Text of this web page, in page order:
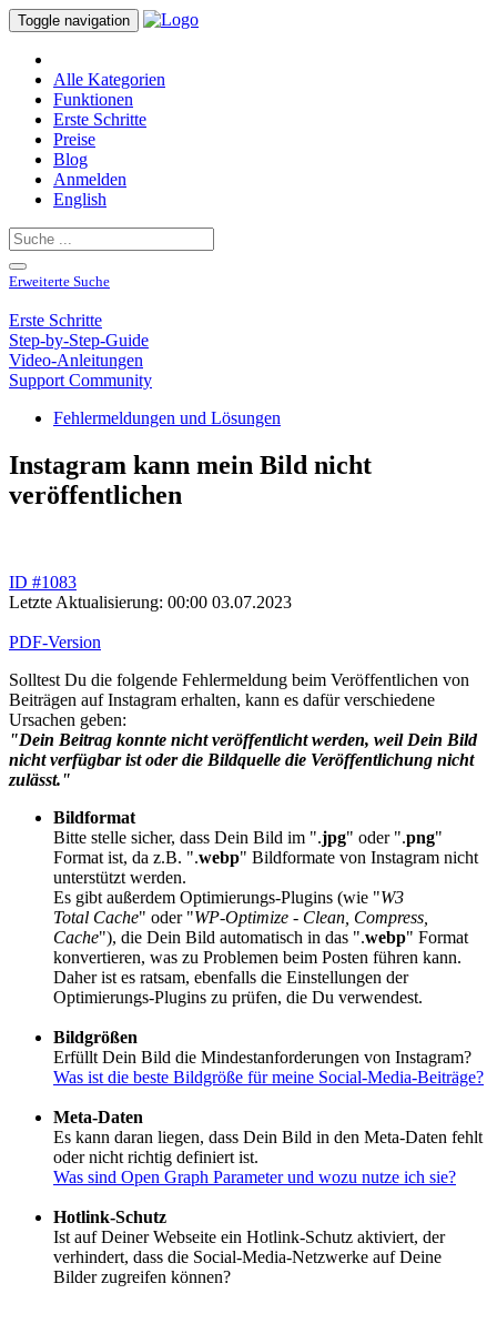
Toggle navigation
Alle Kategorien
Funktionen
Erste Schritte
Preise
Blog
Anmelden
English
Erweiterte Suche
Erste Schritte
Step-by-Step-Guide
Video-Anleitungen
Support Community
Fehlermeldungen und Lösungen
Instagram kann mein Bild nicht
veröffentlichen
ID #1083
Letzte Aktualisierung: 00:00 03.07.2023
PDF-Version
Solltest Du die folgende Fehlermeldung beim Veröffentlichen von
Beiträgen auf Instagram erhalten, kann es dafür verschiedene
Ursachen geben:
"Dein Beitrag konnte nicht veröffentlicht werden, weil Dein Bild
nicht verfügbar ist oder die Bildquelle die Veröffentlichung nicht
zulässt."
Bildformat
Bitte stelle sicher, dass Dein Bild im ".jpg" oder ".png"
Format ist, da z.B. ".webp" Bildformate von Instagram nicht
unterstützt werden.
Es gibt außerdem Optimierungs-Plugins (wie "W3
Total Cache" oder "WP-Optimize - Clean, Compress,
Cache"), die Dein Bild automatisch in das ".webp" Format
konvertieren, was zu Problemen beim Posten führen kann.
Daher ist es ratsam, ebenfalls die Einstellungen der
Optimierungs-Plugins zu prüfen, die Du verwendest.
Bildgrößen
Erfüllt Dein Bild die Mindestanforderungen von Instagram?
Was ist die beste Bildgröße für meine Social-Media-Beiträge?
Meta-Daten
Es kann daran liegen, dass Dein Bild in den Meta-Daten fehlt
oder nicht richtig definiert ist.
Was sind Open Graph Parameter und wozu nutze ich sie?
Hotlink-Schutz
Ist auf Deiner Webseite ein Hotlink-Schutz aktiviert, der
verhindert, dass die Social-Media-Netzwerke auf Deine
Bilder zugreifen können?